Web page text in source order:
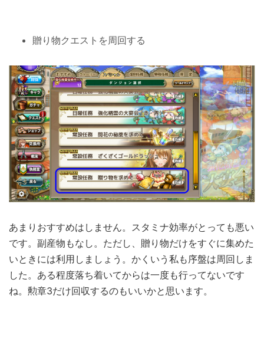
贈り物クエストを周回する
あまりおすすめはしません。スタミナ効率がとっても悪い
です。副産物もなし。ただし、贈り物だけをすぐに集めた
いときには利用しましょう。かくいう私も序盤は周回しま
した。ある程度落ち着いてからは一度も行ってないです
ね。勲章3だけ回収するのもいいかと思います。